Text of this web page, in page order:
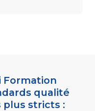
Formation
qualité
plus stricts :